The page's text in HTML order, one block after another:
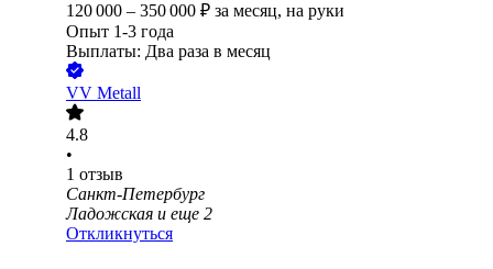
120 000 – 350 000 ₽ за месяц, на руки
Опыт 1-3 года
Выплаты: Два раза в месяц
VV Metall
4.8
•
1 отзыв
Санкт-Петербург
Ладожская и еще 2
Откликнуться